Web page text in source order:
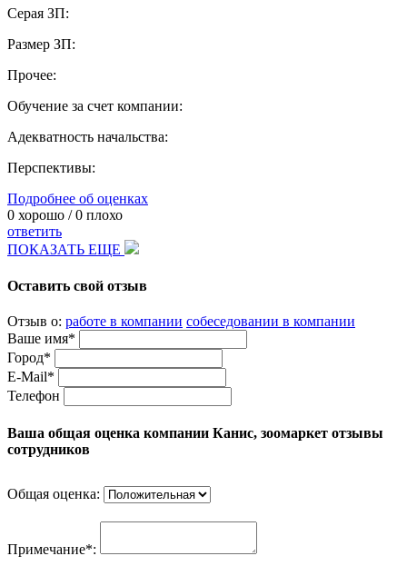
Серая ЗП:
Размер ЗП:
Прочее:
Обучение за счет компании:
Адекватность начальства:
Перспективы:
Подробнее об оценках
0 хорошо /0 плохо
ответить
ПОКАЗАТЬ ЕЩЕ
Оставить свой отзыв
Отзыв о: работе в компании собеседовании в компании
Ваше имя*
Город*
E-Mail*
Телефон
Ваша общая оценка компании Канис, зоомаркет отзывы
сотрудников
Общая оценка:
Примечание*: